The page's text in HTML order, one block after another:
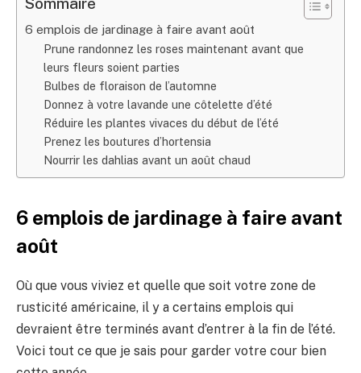
6 emplois de jardinage à faire avant août
Prune randonnez les roses maintenant avant que
leurs fleurs soient parties
Bulbes de floraison de l’automne
Donnez à votre lavande une côtelette d’été
Réduire les plantes vivaces du début de l’été
Prenez les boutures d’hortensia
Nourrir les dahlias avant un août chaud
6 emplois de jardinage à faire avant
août
Où que vous viviez et quelle que soit votre zone de
rusticité américaine, il y a certains emplois qui
devraient être terminés avant d’entrer à la fin de l’été.
Voici tout ce que je sais pour garder votre cour bien